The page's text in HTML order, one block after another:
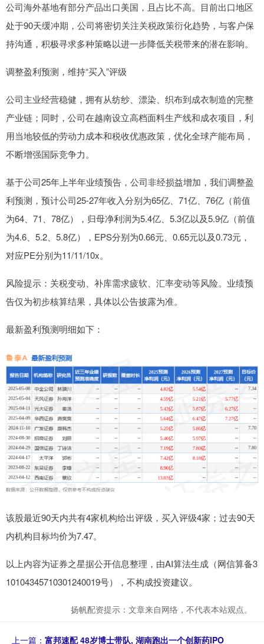
公司海外基地有部分产品出口美国，且占比不高。目前出口地区
处于90天缓冲期，公司将密切关注关税政策衍化趋势，与客户保
持沟通，积极寻求多种策略以进一步降低关税带来的潜在影响。
调整盈利预测，维持“买入”评级
公司主业经营稳健，拥有从纺纱、漂染、织布到成衣制造的完整
产业链；同时，公司在越南设立高档面料生产线和成衣项目，利
用当地较低的劳动力成本和税收优惠政策，优化全球产能布局，
不断增强国际竞争力。
基于公司25年上半年业绩预告，公司非经损益增加，我们调整盈
利预测，预计公司25-27年收入分别为65亿、71亿、76亿（前值
为64、71、78亿），归母净利润为5.4亿、5.3亿以及5.9亿（前值
为4.6、5.2、5.8亿），EPS分别为0.66元、0.65元以及0.73元，
对应PE分别为11/11/10x。
风险提示：关税变动、补库需求疲软、汇率变动等风险。业绩预
告仅为初步核算结果，具体以公告披露为准。
最新盈利预测明细如下：
该股最近90天内共有4家机构给出评级，买入评级4家；过去90天
内机构目标均价为7.47。
以上内容为证券之星据公开信息整理，由AI算法生成（网信算备3
10104345710301240019号），不构成投资建议。
扬帆配资提示：文章来自网络，不代表本站观点。
上一篇： 富邦速配 48岁博士带队, 湖南跑出一个创新药IPO